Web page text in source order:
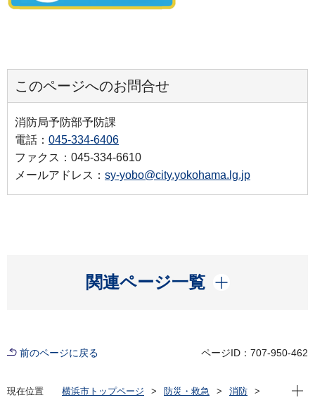
このページへのお問合せ
消防局予防部予防課
電話： 045-334-6406
ファクス：045-334-6610
メールアドレス： sy-yobo@city.yokohama.lg.jp
関連ページ一覧
開く
前のページに戻る ページID：707-950-462
現在位置 横浜市トップページ 防災・救急
消防
現在